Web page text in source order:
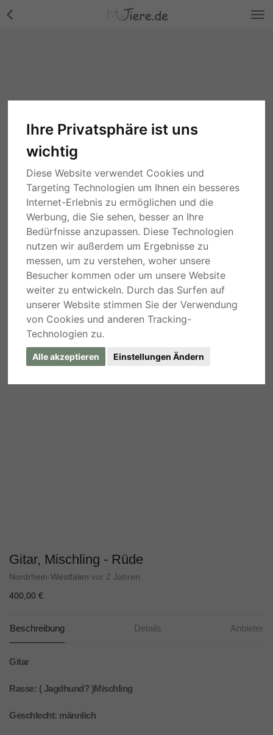
Ihre Privatsphäre ist uns
wichtig
Diese Website verwendet Cookies und
Targeting Technologien um Ihnen ein besseres
Internet-Erlebnis zu ermöglichen und die
Werbung, die Sie sehen, besser an Ihre
Bedürfnisse anzupassen. Diese Technologien
nutzen wir außerdem um Ergebnisse zu
messen, um zu verstehen, woher unsere
Besucher kommen oder um unsere Website
weiter zu entwickeln. Durch das Surfen auf
unserer Website stimmen Sie der Verwendung
von Cookies und anderen Tracking-
Technologien zu.
Alle akzeptieren Einstellungen Ändern
Gitar, Mischling - Rüde
Nordrhein-Westfalen vor 2 Jahren
400,00 €
Beschreibung Details Anbieter
Gitar
Rasse: ( Jagdhund? )Mischling
Geschlecht: männlich